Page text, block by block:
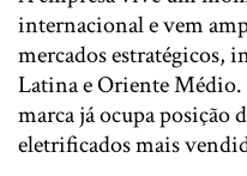
internacional e vem
mercados estratégicos,
Latina e Oriente
marca já ocupa posição
eletrificados mais